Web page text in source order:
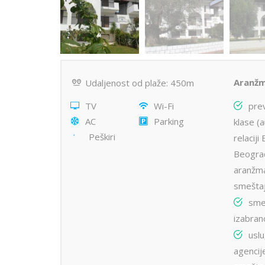
Udaljenost od plaže: 450m
TV
Wi-Fi
AC
Parking
Peškiri
klase
relaciji